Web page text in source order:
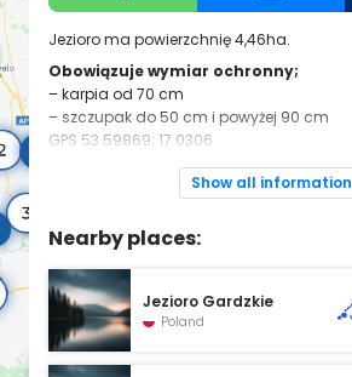
Jezioro ma powierzchnię 4,46ha.
Obowiązuje wymiar ochronny;
– karpia od 70 cm
– szczupak do 50 cm i powyżej 90 cm
GPS 53.59869; 17.0306
Show all information
Nearby places:
Jezioro Gardzkie
Poland